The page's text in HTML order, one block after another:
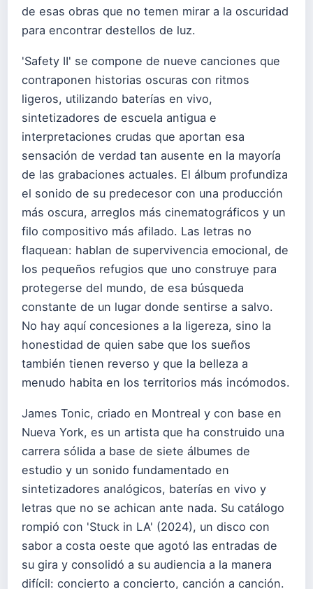
de esas obras que no temen mirar a la oscuridad
para encontrar destellos de luz.
'Safety II' se compone de nueve canciones que
contraponen historias oscuras con ritmos
ligeros, utilizando baterías en vivo,
sintetizadores de escuela antigua e
interpretaciones crudas que aportan esa
sensación de verdad tan ausente en la mayoría
de las grabaciones actuales. El álbum profundiza
el sonido de su predecesor con una producción
más oscura, arreglos más cinematográficos y un
filo compositivo más afilado. Las letras no
flaquean: hablan de supervivencia emocional, de
los pequeños refugios que uno construye para
protegerse del mundo, de esa búsqueda
constante de un lugar donde sentirse a salvo.
No hay aquí concesiones a la ligereza, sino la
honestidad de quien sabe que los sueños
también tienen reverso y que la belleza a
menudo habita en los territorios más incómodos.
James Tonic, criado en Montreal y con base en
Nueva York, es un artista que ha construido una
carrera sólida a base de siete álbumes de
estudio y un sonido fundamentado en
sintetizadores analógicos, baterías en vivo y
letras que no se achican ante nada. Su catálogo
rompió con 'Stuck in LA' (2024), un disco con
sabor a costa oeste que agotó las entradas de
su gira y consolidó a su audiencia a la manera
difícil: concierto a concierto, canción a canción.